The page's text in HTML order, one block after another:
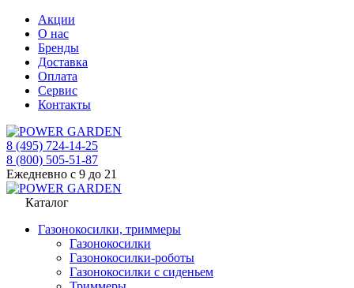
Акции
О нас
Бренды
Доставка
Оплата
Сервис
Контакты
8 (495) 724-14-25
8 (800) 505-51-87
Ежедневно с 9 до 21
Каталог
Газонокосилки, триммеры
Газонокосилки
Газонокосилки-роботы
Газонокосилки с сиденьем